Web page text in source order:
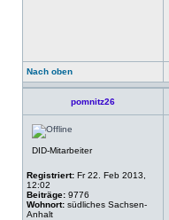
Nach oben
pomnitz26
DID-Mitarbeiter
Registriert: Fr 22. Feb 2013,
12:02
Beiträge: 9776
Wohnort: südliches Sachsen-
Anhalt